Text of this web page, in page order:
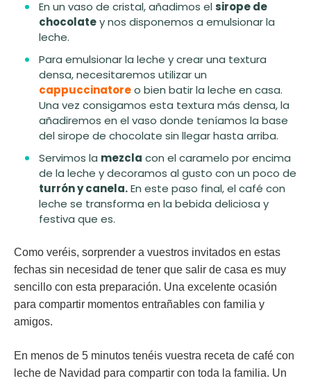
En un vaso de cristal, añadimos el sirope de
chocolatey nos disponemos a emulsionar la
leche.
Para emulsionar la leche y crear una textura
densa, necesitaremos utilizar un
cappuccinatoreo bien batir la leche en casa.
Una vez consigamos esta textura más densa, la
añadiremos en el vaso donde teníamos la base
del sirope de chocolate sin llegar hasta arriba.
Servimos la mezcla con el caramelo por encima
de la leche y decoramos al gusto con un poco de
turrón y canela.En este paso final, el café con
leche se transforma en la bebida deliciosa y
festiva que es.
Como veréis, sorprender a vuestros invitados en estas
fechas sin necesidad de tener que salir de casa es muy
sencillo con esta preparación. Una excelente ocasión
para compartir momentos entrañables con familia y
amigos.
En menos de 5 minutos tenéis vuestra receta de café con
leche de Navidad para compartir con toda la familia. Un